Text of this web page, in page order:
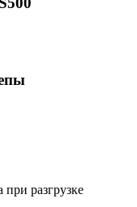
разгрузке